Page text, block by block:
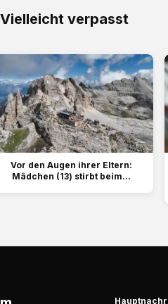
Vielleicht verpasst
Vor den Augen ihrer Eltern:
Mädchen (13) stirbt beim...